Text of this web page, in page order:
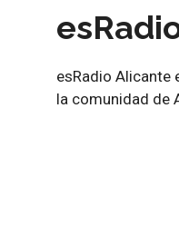
esRadio Alicante
la comunidad de